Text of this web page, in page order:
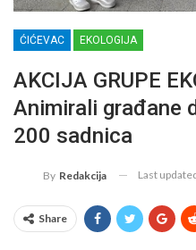
ĆIĆEVAC EKOLOGIJA
AKCIJA GRUPE
Animirali građane
200 sadnica
By Redakcija Last
Share